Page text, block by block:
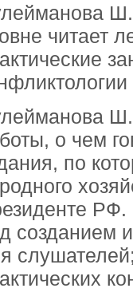
читает
Ш.
о чем
по
РФ.
созданием